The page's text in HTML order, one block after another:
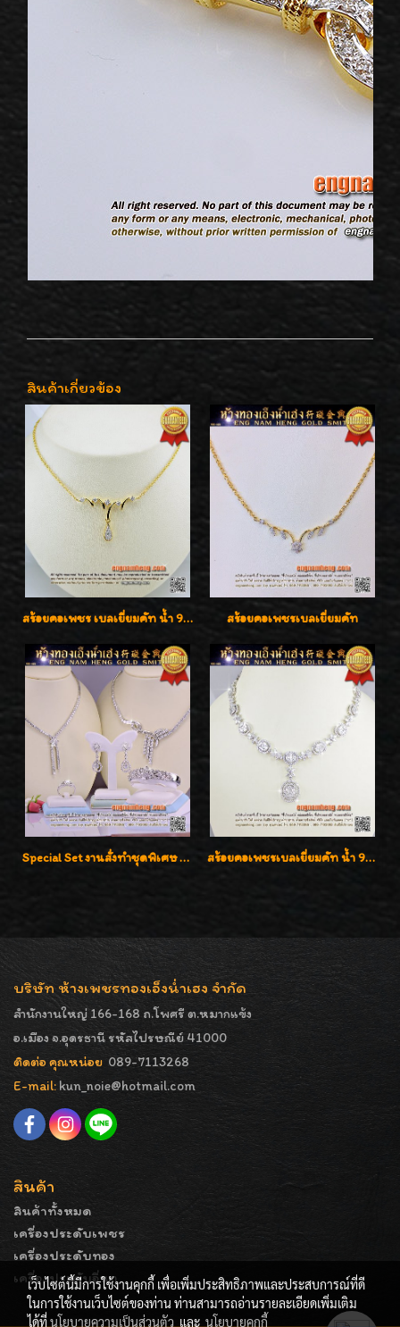
สินค้าเกี่ยวข้อง
สร้อยคอเพชร เบลเยี่ยมคัท น้ำ 98% F-Color/VVS รูปแบบหวานใส่สวยดูดีน่ารักสุดๆค่ะ สร้อยคอเพชรเบลเยี่ยมคัท
Special Set งานสั่งทำชุดพิเศษ เพชรคัดทุกชิ้น สวยหรูหรา ราคามิตรภาพค่ะ สร้อยคอเพชรเบลเยี่ยมคัท น้ำ 99% E-Color / VVS น้ำหนักเพชรรวม 16.05 กะรัต
บริษัท ห้างเพชรทองเอ็งน่ำเฮง จำกัด
สำนักงานใหญ่ 166-168 ถ.โพศรี ต.หมากแข้ง
อ.เมือง จ.อุดรธานี รหัสไปรษณีย์ 41000
ติดต่อ คุณหน่อย 089-7113268
E-mail: kun_noie@hotmail.com
สินค้า
สินค้าทั้งหมด
เครื่องประดับเพชร
เครื่องประดับทอง
เครื่องประดับอื่นๆ
เว็บไซต์นี้มีการใช้งานคุกกี้ เพื่อเพิ่มประสิทธิภาพและประสบการณ์ที่ดี
ในการใช้งานเว็บไซต์ของท่าน ท่านสามารถอ่านรายละเอียดเพิ่มเติม
ได้ที่นโยบายความเป็นส่วนตัว และ นโยบายคุกกี้